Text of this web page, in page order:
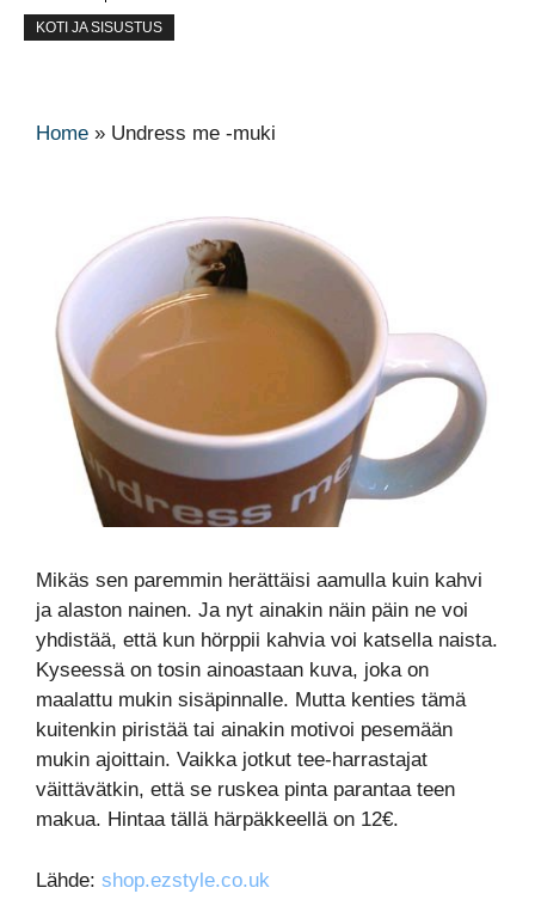
KOTI JA SISUSTUS
Home » Undress me -muki
Mikäs sen paremmin herättäisi aamulla kuin kahvi
ja alaston nainen. Ja nyt ainakin näin päin ne voi
yhdistää, että kun hörppii kahvia voi katsella naista.
Kyseessä on tosin ainoastaan kuva, joka on
maalattu mukin sisäpinnalle. Mutta kenties tämä
kuitenkin piristää tai ainakin motivoi pesemään
mukin ajoittain. Vaikka jotkut tee-harrastajat
väittävätkin, että se ruskea pinta parantaa teen
makua. Hintaa tällä härpäkkeellä on 12€.
Lähde: shop.ezstyle.co.uk